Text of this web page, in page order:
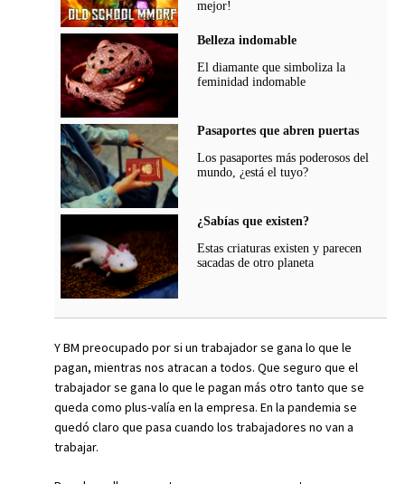
mejor!
Belleza indomable
El diamante que simboliza la
feminidad indomable
Pasaportes que abren puertas
Los pasaportes más poderosos del
mundo, ¿está el tuyo?
¿Sabías que existen?
Estas criaturas existen y parecen
sacadas de otro planeta
Y BM preocupado por si un trabajador se gana lo que le
pagan, mientras nos atracan a todos. Que seguro que el
trabajador se gana lo que le pagan más otro tanto que se
queda como plus-valía en la empresa. En la pandemia se
quedó claro que pasa cuando los trabajadores no van a
trabajar.